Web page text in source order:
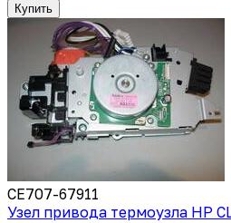
Купить
CE707-67911
Узел привода термоузла HP